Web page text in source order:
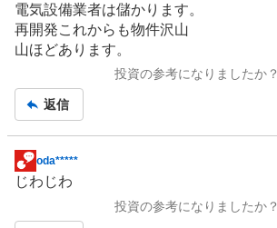
記
事
電気設備業者は儲かります。
再開発これからも物件沢山
山ほどあります。
投資の参考になりましたか？
返信
掲
示
oda*****
じわじわ
投資の参考になりましたか？